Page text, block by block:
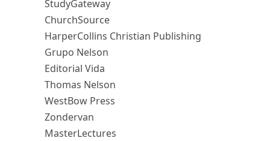
StudyGateway
ChurchSource
HarperCollins Christian Publishing
Grupo Nelson
Editorial Vida
Thomas Nelson
WestBow Press
Zondervan
MasterLectures